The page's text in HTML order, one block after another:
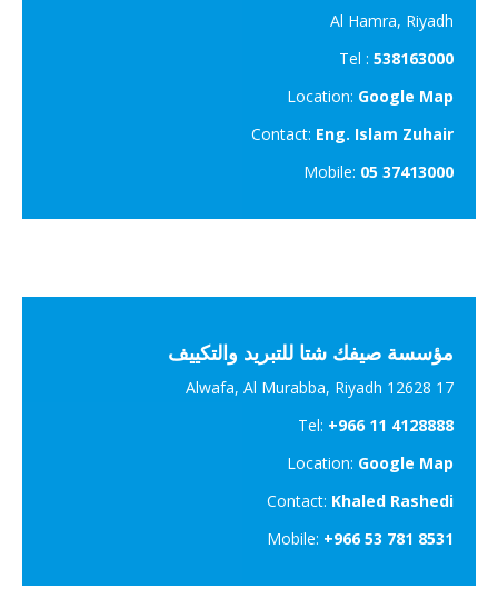
Al Hamra, Riyadh
Tel :538163000
Location:Google Map
Contact:Eng. Islam Zuhair
Mobile:05 37413000
مؤسسة صيفك شتا للتبريد والتكييف
Tel: +966 11 4128888
Location:Google Map
Contact:Khaled Rashedi
Mobile:+966 53 781 8531